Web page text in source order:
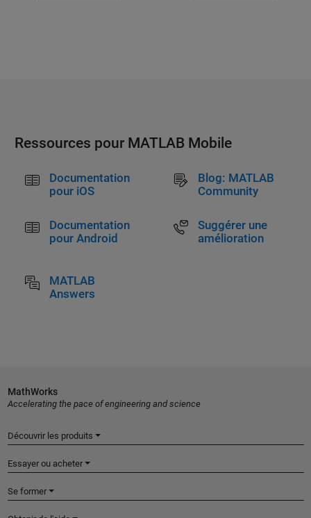
Ressources pour MATLAB Mobile
Documentation
pour iOS
Documentation
pour Android
MATLAB
Answers
Blog: MATLAB
Community
Suggérer une
amélioration
MathWorks
Accelerating the pace of engineering and science
Découvrir les produits
Essayer ou acheter
Se former